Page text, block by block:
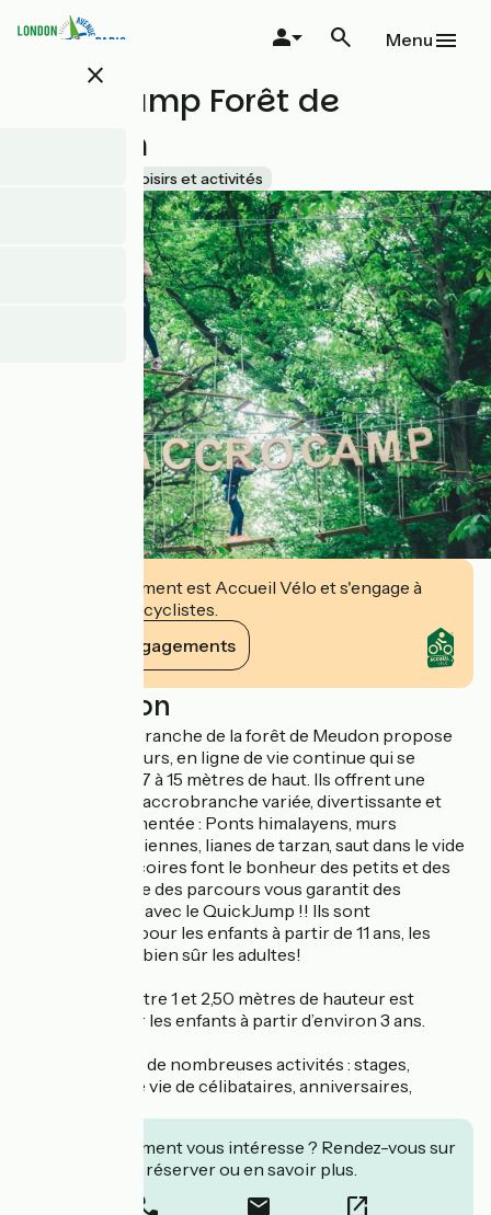
au
close
Menu
Accrocamp Forêt de
Meudon
Loisirs et activités
Cet établissement est Accueil Vélo et s'engage à
accueillir des cyclistes.
Voir ses engagements
Description
Le site d'accrobranche de la forêt de Meudon propose
plusieurs parcours, en ligne de vie continue qui se
trouvent entre 7 à 15 mètres de haut. Ils offrent une
expérience de l’accrobranche variée, divertissante et
parfois mouvementée : Ponts himalayens, murs
d’escalade, tyroliennes, lianes de tarzan, saut dans le vide
et autres balançoires font le bonheur des petits et des
grands. La sortie des parcours vous garantit des
sensation forte avec le QuickJump !! Ils sont
recommandés pour les enfants à partir de 11 ans, les
adolescents, et bien sûr les adultes!
Un parcours entre 1 et 2,50 mètres de hauteur est
accessible pour les enfants à partir d’environ 3 ans.
Le site propose de nombreuses activités : stages,
enterrement de vie de célibataires, anniversaires,
Cet établissement vous intéresse ? Rendez-vous sur
leur site pour réserver ou en savoir plus.